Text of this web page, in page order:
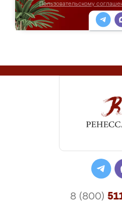
Пользовательскому
8 (800)